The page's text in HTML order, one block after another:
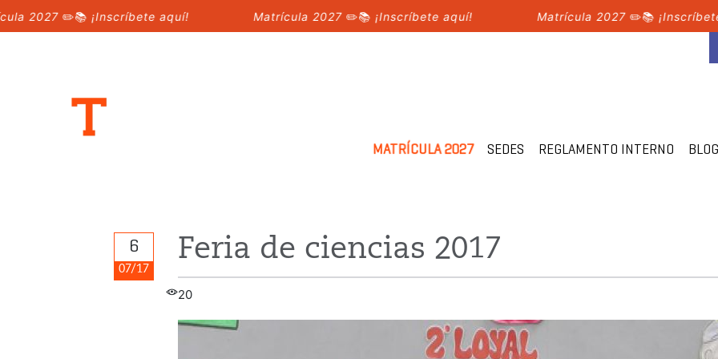
✏️📚 ¡Inscríbete aquí! Matrícula 2027 ✏️📚 ¡Inscríbete aquí! Matrícula 2027 ✏️📚 ¡Inscríbete
MATRÍCULA 2027 SEDES REGLAMENTO INTERNO BLOG
6
07/17
Feria de ciencias 2017
20